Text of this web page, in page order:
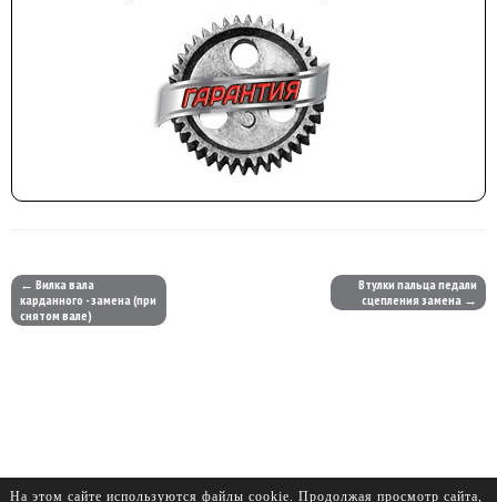
← Вилка вала
карданного - замена (при
снятом вале)
Втулки пальца педали
сцепления замена →
На этом сайте используются файлы cookie. Продолжая просмотр сайта,